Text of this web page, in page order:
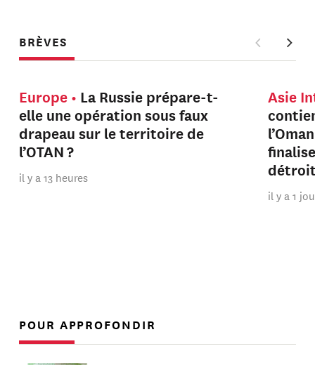
BRÈVES
Europe
La Russie prépare-t-
elle une opération sous faux
drapeau sur le territoire de
l’OTAN ?
il y a 13 heures
Asie
il y a 1
POUR APPROFONDIR